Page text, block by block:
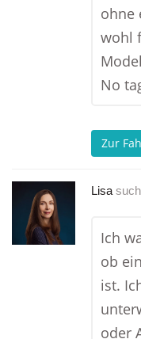
ohne
wohl
No
Zur
Lisa
Ich
ob
ist.
oder